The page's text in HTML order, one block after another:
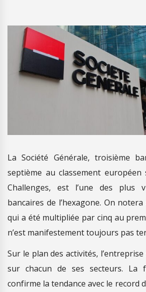
La Société Générale, troisième
septième au classement européen
Challenges, est l’une des plus
bancaires de l’hexagone. On
qui a été multipliée par cinq au
n’est manifestement toujours pas
Sur le plan des activités,
sur chacun de ses secteurs. La
confirme la tendance avec le record